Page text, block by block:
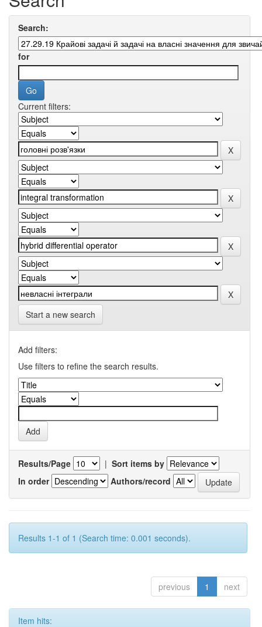
Search:
for
Current filters:
Start a new search
Add filters:
Use filters to refine the search results.
Results/Page | Sort items by
In order
Authors/record
Results 1-1 of 1 (Search time: 0.001 seconds).
previous 1 next
Item hits: